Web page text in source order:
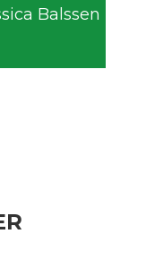
Balssen